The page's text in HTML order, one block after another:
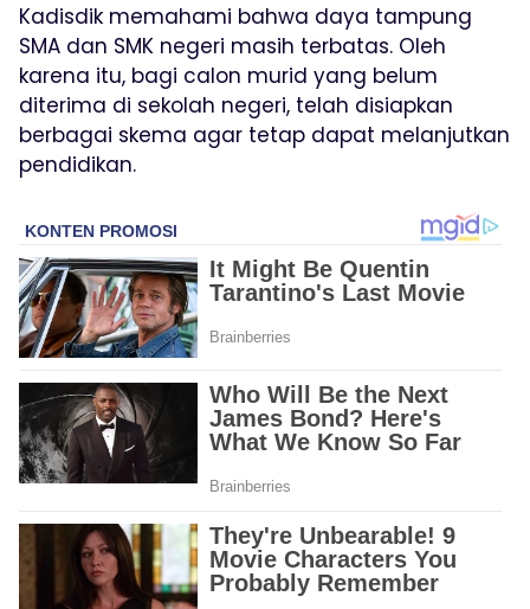
Kadisdik memahami bahwa daya tampung
SMA dan SMK negeri masih terbatas. Oleh
karena itu, bagi calon murid yang belum
diterima di sekolah negeri, telah disiapkan
berbagai skema agar tetap dapat melanjutkan
pendidikan.